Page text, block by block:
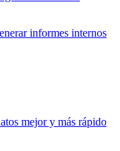
informes internos